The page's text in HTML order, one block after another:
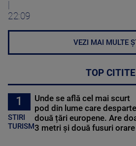
22:09
VEZI MAI MULTE
TOP CITITE
1
STIRI
TURISM
Unde se află cel mai scurt
pod din lume care desparte
două țări europene. Are
3 metri și două fusuri orare